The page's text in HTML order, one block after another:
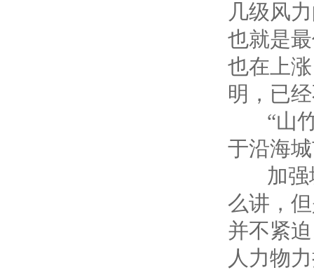
几级风
也就是
也在上
明，已
“山竹”
于沿海
加强城
么讲，
并不紧
人力物